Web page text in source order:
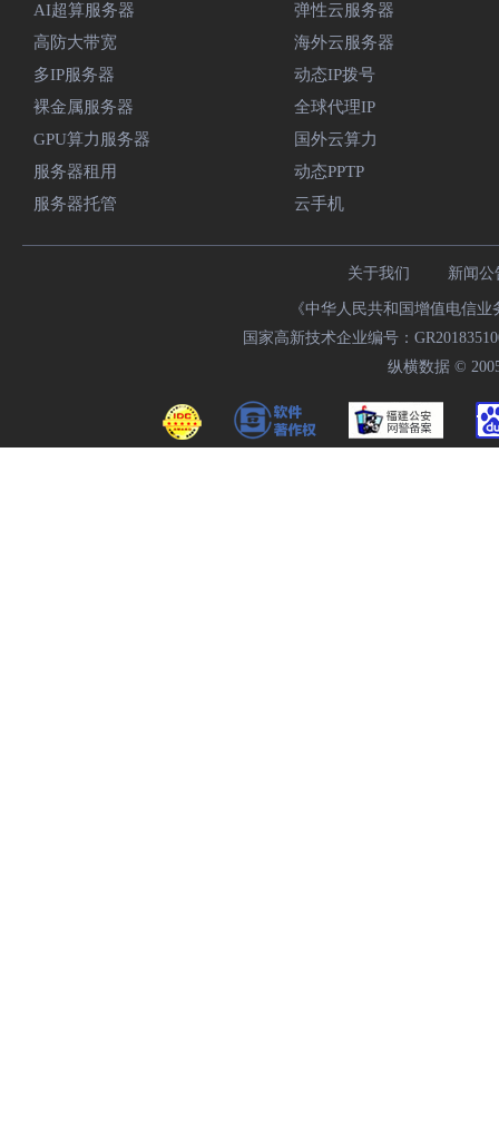
AI超算服务器
高防大带宽
多IP服务器
裸金属服务器
GPU算力服务器
服务器租用
服务器托管
弹性云服务器
海外云服务器
动态IP拨号
全球代理IP
国外云算力
动态PPTP
云手机
关于我们 新闻公
《中华人民共和国增值电信
国家高新技术企业编号：
纵横数据 ©